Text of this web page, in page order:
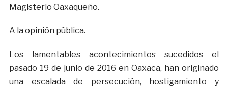
Magisterio Oaxaqueño.
A la opinión pública.
Los lamentables acontecimientos sucedidos el
pasado 19 de junio de 2016 en Oaxaca, han originado
una escalada de persecución, hostigamiento y